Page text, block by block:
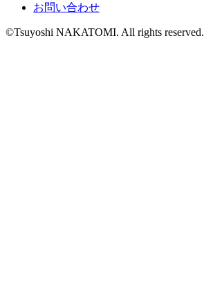
お問い合わせ
©Tsuyoshi NAKATOMI. All rights reserved.